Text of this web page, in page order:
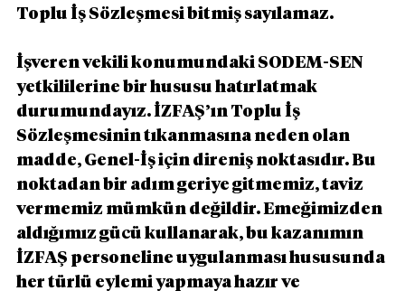
Toplu İş Sözleşmesi bitmiş sayılamaz.
İşveren vekili konumundaki SODEM-SEN
yetkililerine bir hususu hatırlatmak
durumundayız. İZFAŞ’ın Toplu İş
Sözleşmesinin tıkanmasına neden olan
madde, Genel-İş için direniş noktasıdır. Bu
noktadan bir adım geriye gitmemiz, taviz
vermemiz mümkün değildir. Emeğimizden
aldığımız gücü kullanarak, bu kazanımın
İZFAŞ personeline uygulanması hususunda
her türlü eylemi yapmaya hazır ve